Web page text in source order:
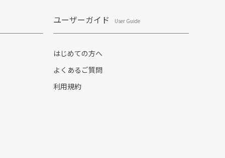
ユーザーガイド User Guide
はじめての方へ
よくあるご質問
利用規約